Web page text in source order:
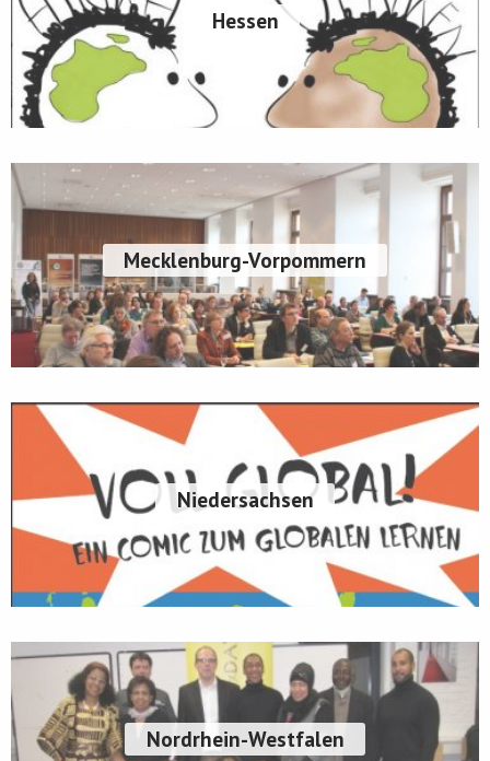
Hessen
Mecklenburg-Vorpommern
Niedersachsen
Nordrhein-Westfalen